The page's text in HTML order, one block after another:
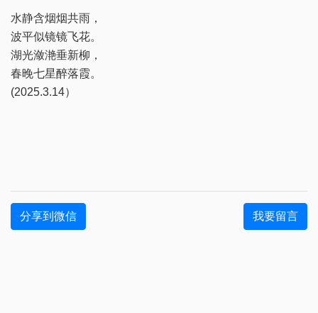
水静含烟烟共雨，
波平似镜镜飞花。
湖光潋滟垂新柳，
春晚七星醉落霞。
(2025.3.14）
分享到微信 我要留言